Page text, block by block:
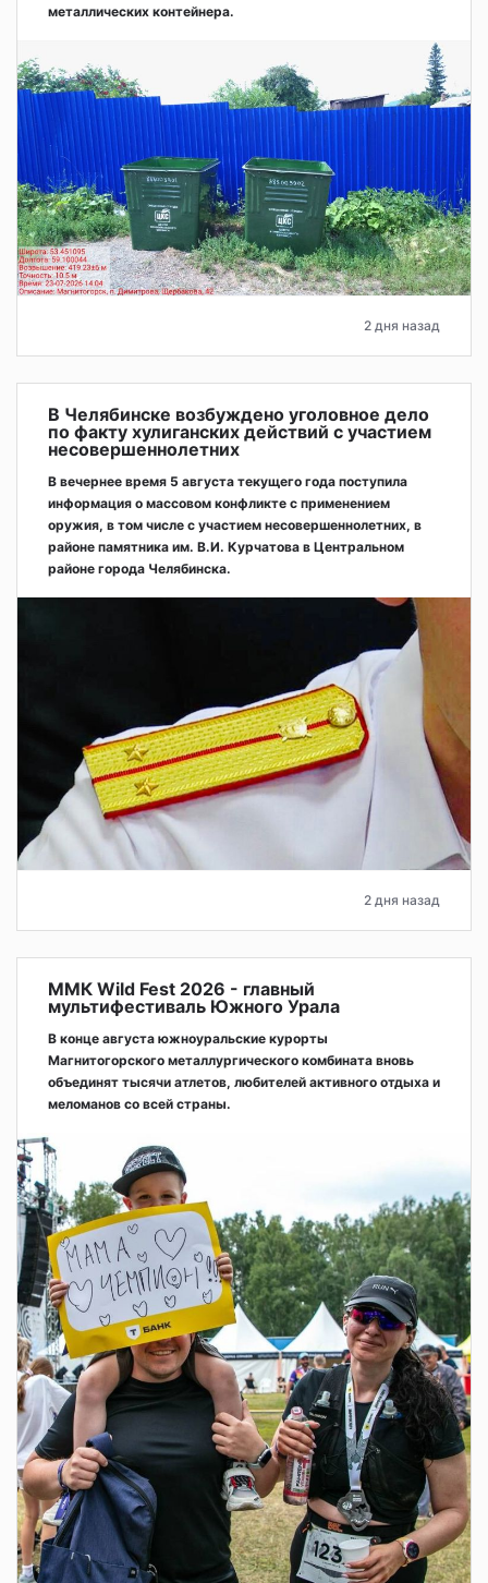
металлических контейнера.
2 дня назад
В Челябинске возбуждено уголовное дело
по факту хулиганских действий с участием
несовершеннолетних
В вечернее время 5 августа текущего года поступила
информация о массовом конфликте с применением
оружия, в том числе с участием несовершеннолетних, в
районе памятника им. В.И. Курчатова в Центральном
районе города Челябинска.
2 дня назад
ММК Wild Fest 2026 - главный
мультифестиваль Южного Урала
В конце августа южноуральские курорты
Магнитогорского металлургического комбината вновь
объединят тысячи атлетов, любителей активного отдыха и
меломанов со всей страны.